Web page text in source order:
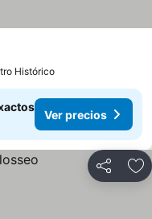
Histórico
Ver precios
Compartir